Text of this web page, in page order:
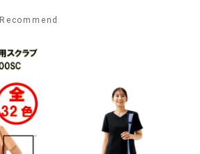
Recommend